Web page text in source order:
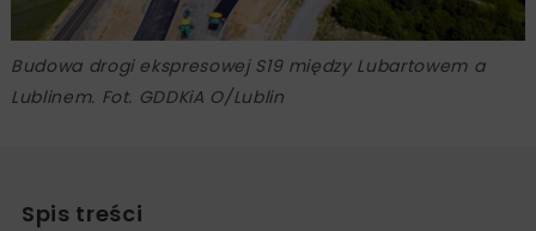
Budowa drogi ekspresowej S19 między Lubartowem a
Lublinem. Fot. GDDKiA O/Lublin
Spis treści